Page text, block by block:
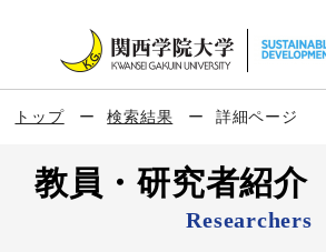
トップ 検索結果 詳細ページ
教員・研究者紹介
Researchers